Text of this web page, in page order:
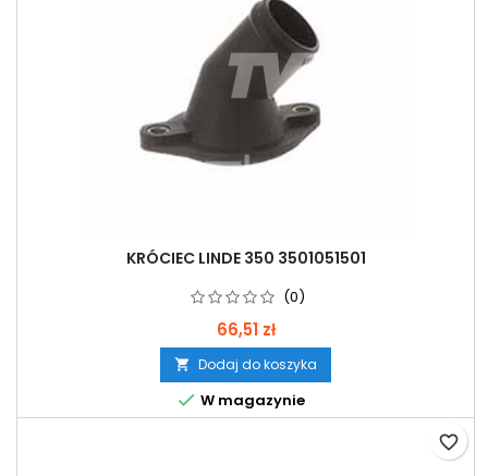
KRÓCIEC LINDE 350 3501051501
(0)
66,51 zł
 Dodaj do koszyka
 W magazynie
favorite_border